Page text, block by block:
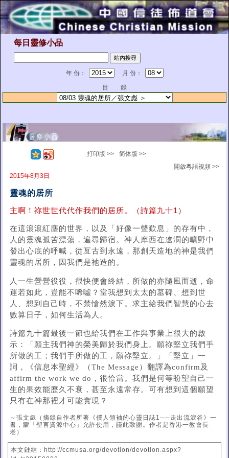
每日靈修小品
年 份：
月 份：
目 錄
打印版 >>
简体版 >>
開啟粵語視頻 >>
2015年8月3日
靈魂的居所
主啊！祢世世代代作我們的居所。（詩篇九十1）
在這滾滾紅塵的世界，以及「好像一聲歎息」的存有中，
人的靈魂孤苦漂蕩，遍尋歸宿。神人摩西在遼濶的曠野中
發出心底的呼喊，從亙古到永遠，那創天造地的神是我們
靈魂的居所，因我們是祂造的。
人一生營營役役，很快便會終結，所做的亦隨風而逝，命
運若如此，豈能不唏噓？當我想到太太的墓碑、想到世
人、想到自己時，不禁愴然淚下。求主給我們智慧的心去
數算日子，如何生活為人。
詩篇九十篇最後一節也給我們在工作與事業上很大的啟
示：「願主我們神的榮美歸於我們身上。願祢堅立我們手
所做的工；我們手所做的工，願祢堅立。」「堅立」一
詞，《信息本聖經》（The Message）翻譯為confirm及
affirm the work we do，很恰當。我們是何等盼望自己一
生的果效能歷久不衰，甚至永遠常存。可有想到這個願望
只有在神那裡才可能實現？
～張文彪（摘錄自作者所著《僕人領袖的心靈日誌1──走出流淚谷》一
書，蒙「聖言資源中心」允許使用，謹此致謝。作者是香港一教會長
老）
本文鏈結：http://ccmusa.org/devotion/devotion.aspx?